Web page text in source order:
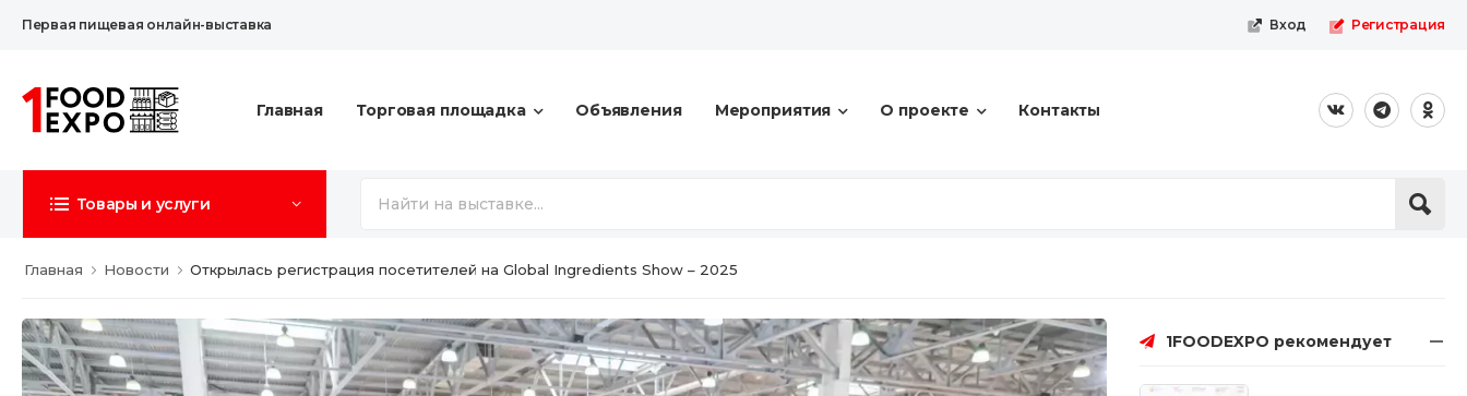
Первая пищевая онлайн-выставка Вход Регистрация
Главная Торговая площадка Объявления Мероприятия О проекте Контакты
Товары и услуги
Главная Новости Открылась регистрация посетителей на Global Ingredients Show – 2025
1FOODEXPO рекомендует